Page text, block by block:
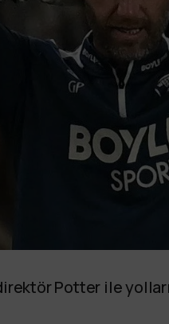
Potter ile